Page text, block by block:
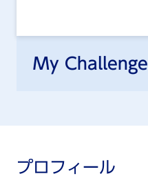
My Challenge
プロフィール